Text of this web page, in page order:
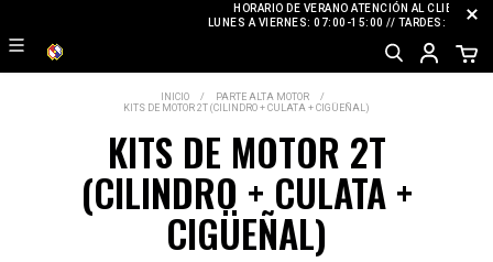
INICIO
PARTE ALTA MOTOR
KITS DE MOTOR 2T (CILINDRO + CULATA + CIGÜEÑAL)
KITS DE MOTOR 2T
(CILINDRO + CULATA +
CIGÜEÑAL)
HORARIO DE VERANO ATENCIÓN AL CLIENTE
LUNES A VIERNES: 07:00-15:00 // TARDES: